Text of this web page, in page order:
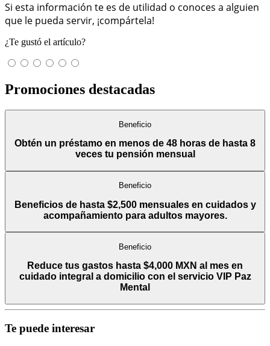
Si esta información te es de utilidad o conoces a alguien
que le pueda servir, ¡compártela!
¿Te gustó el artículo?
Promociones destacadas
Beneficio
Obtén un préstamo en menos de 48 horas de hasta 8
veces tu pensión mensual
Beneficio
Beneficios de hasta $2,500 mensuales en cuidados y
acompañamiento para adultos mayores.
Beneficio
Reduce tus gastos hasta $4,000 MXN al mes en
cuidado integral a domicilio con el servicio VIP Paz
Mental
Te puede interesar